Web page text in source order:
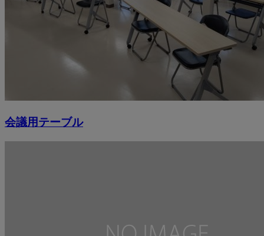
会議用テーブル